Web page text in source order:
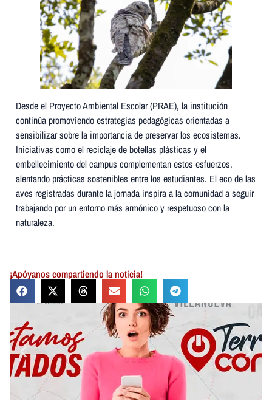
Desde el Proyecto Ambiental Escolar (PRAE), la institución
continúa promoviendo estrategias pedagógicas orientadas a
sensibilizar sobre la importancia de preservar los ecosistemas.
Iniciativas como el reciclaje de botellas plásticas y el
embellecimiento del campus complementan estos esfuerzos,
alentando prácticas sostenibles entre los estudiantes. El eco de las
aves registradas durante la jornada inspira a la comunidad a seguir
trabajando por un entorno más armónico y respetuoso con la
naturaleza.
¡Apóyanos compartiendo la noticia!